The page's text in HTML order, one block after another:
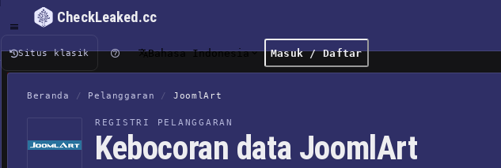
CheckLeaked.cc
Situs klasik Bahasa Indonesia Masuk / Daftar
Beranda / Pelanggaran / JoomlArt
REGISTRI PELANGGARAN
Kebocoran data JoomlArt